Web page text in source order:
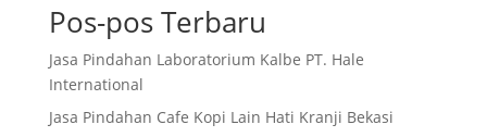
Pos-pos Terbaru
Jasa Pindahan Laboratorium Kalbe PT. Hale
International
Jasa Pindahan Cafe Kopi Lain Hati Kranji Bekasi